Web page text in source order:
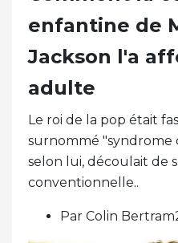
enfantine de
Jackson l'a
adulte
Le roi de la pop était
surnommé "syndrome
selon lui, découlait de
conventionnelle..
Par Colin